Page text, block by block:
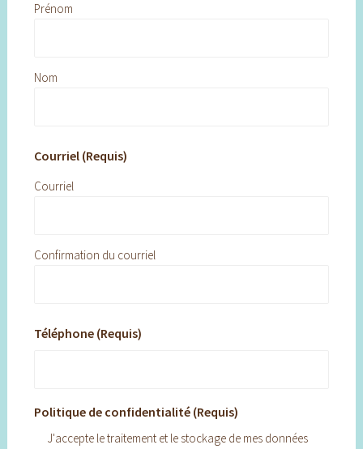
Prénom
Nom
Courriel (Requis)
Courriel
Confirmation du courriel
Téléphone (Requis)
Politique de confidentialité (Requis)
J'accepte le traitement et le stockage de mes données